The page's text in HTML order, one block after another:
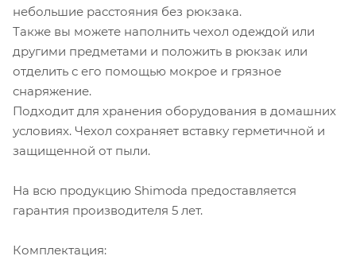
небольшие расстояния без рюкзака.
Также вы можете наполнить чехол одеждой или
другими предметами и положить в рюкзак или
отделить с его помощью мокрое и грязное
снаряжение.
Подходит для хранения оборудования в домашних
условиях. Чехол сохраняет вставку герметичной и
защищенной от пыли.
На всю продукцию Shimoda предоставляется
гарантия производителя 5 лет.
Комплектация: